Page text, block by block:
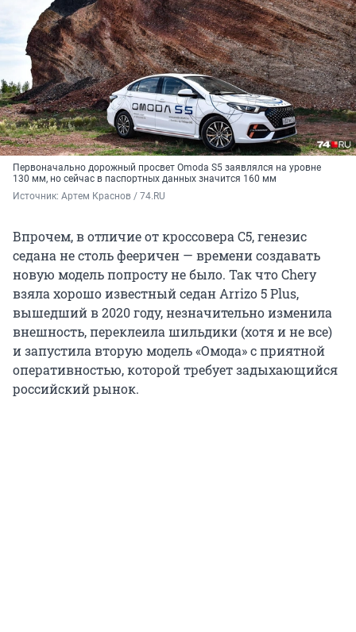
Первоначально дорожный просвет Omoda S5 заявлялся на уровне
130 мм, но сейчас в паспортных данных значится 160 мм
Источник: Артем Краснов / 74.RU
Впрочем, в отличие от кроссовера C5, генезис
седана не столь фееричен — времени создавать
новую модель попросту не было. Так что Chery
взяла хорошо известный седан Arrizo 5 Plus,
вышедший в 2020 году, незначительно изменила
внешность, переклеила шильдики (хотя и не все)
и запустила вторую модель «Омода» с приятной
оперативностью, которой требует задыхающийся
российский рынок.